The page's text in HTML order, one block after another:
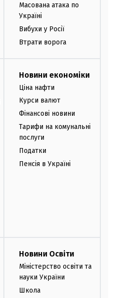
Масована атака по
Україні
Вибухи у Росії
Втрати ворога
Новини економіки
Ціна нафти
Курси валют
Фінансові новини
Тарифи на комунальні
послуги
Податки
Пенсія в Україні
Новини Освіти
Міністерство освіти та
науки України
Школа